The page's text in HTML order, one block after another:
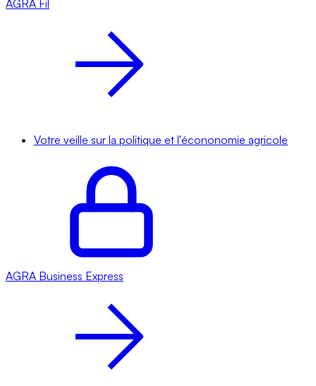
AGRA Fil
Votre veille sur la politique et l'écononomie agricole
AGRA Business Express